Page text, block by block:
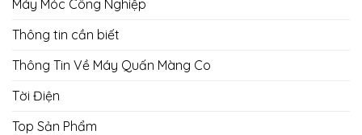
Máy Móc Công Nghiệp
Thông tin cần biết
Thông Tin Về Máy Quấn Màng Co
Tời Điện
Top Sản Phẩm